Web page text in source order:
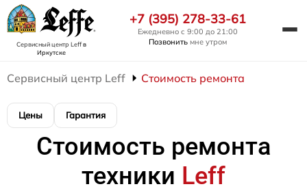
Сервисный центр Leffв
Иркутске
+7 (395) 278-33-61
Ежедневно с 9:00 до 21:00
Позвонить мне утром
Сервисный центр Leff Стоимость ремонта
Цены Гарантия
Стоимость ремонта
техники Leff